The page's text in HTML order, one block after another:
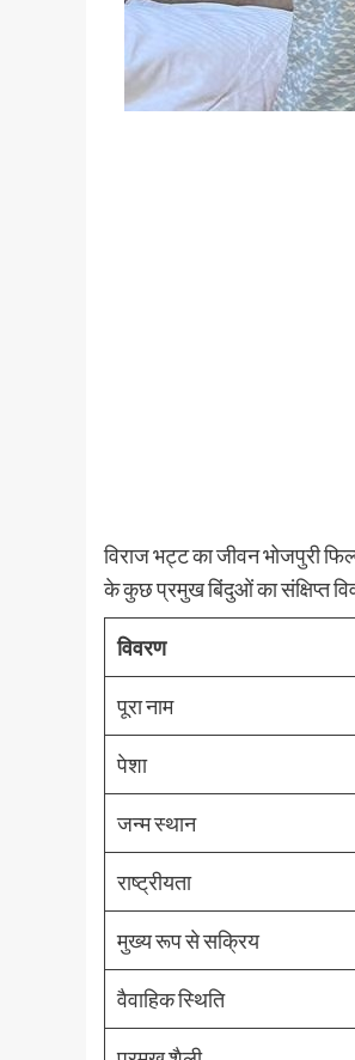
विराज भट्ट का जीवन भोजपुरी
के कुछ प्रमुख बिंदुओं का संक्षिप्त
विवरण
पूरा नाम
पेशा
जन्म स्थान
राष्ट्रीयता
मुख्य रूप से सक्रिय
वैवाहिक स्थिति